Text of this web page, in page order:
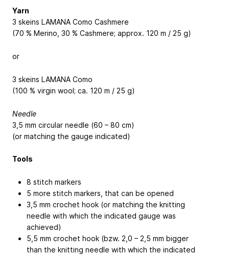
Yarn
3 skeins LAMANA Como Cashmere
(70 % Merino, 30 % Cashmere; approx. 120 m / 25 g)
or
3 skeins LAMANA Como
(100 % virgin wool; ca. 120 m / 25 g)
Needle
3,5 mm circular needle (60 – 80 cm)
(or matching the gauge indicated)
Tools
8 stitch markers
5 more stitch markers, that can be opened
3,5 mm crochet hook (or matching the knitting
needle with which the indicated gauge was
achieved)
5,5 mm crochet hook (bzw. 2,0 – 2,5 mm bigger
than the knitting needle with which the indicated